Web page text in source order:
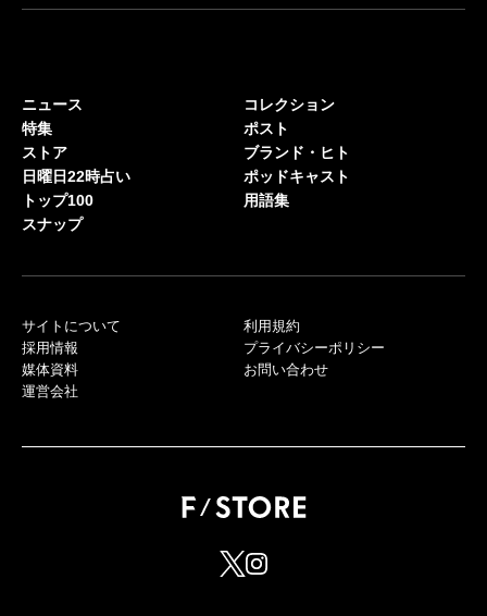
ニュース
特集
ストア
日曜日22時占い
トップ100
スナップ
コレクション
ポスト
ブランド・ヒト
ポッドキャスト
用語集
サイトについて
採用情報
媒体資料
運営会社
利用規約
プライバシーポリシー
お問い合わせ